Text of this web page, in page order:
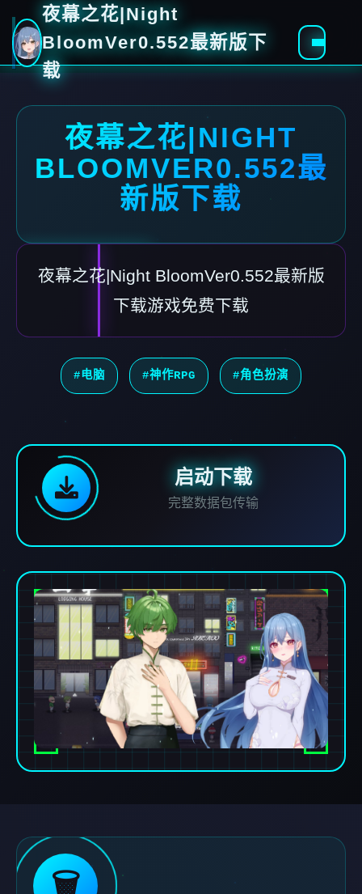
夜幕之花|Night
BloomVer0.552最新版下
载
夜幕之花|NIGHT
BLOOMVER0.552最
新版下载
夜幕之花|Night BloomVer0.552最新版
下载游戏免费下载
#电脑 #神作RPG #角色扮演
启动下载
完整数据包传输
🗑️